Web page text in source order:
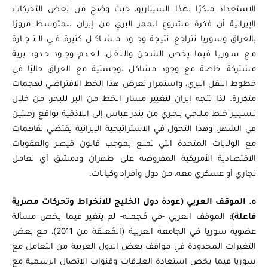
الاستعداد مبكرًا لهذا السيناريو، حيث وضح من بعض التحركات
الإيرانية أن فكرة مشروع الممر البري من إيران للمتوسط مرورًا
بالعراق وسوريا تتراجع، نتيجة وجـــود مــشــاكــل كثيرة فــي الــتــجــارة
مـع سـوريـا فيما يخص الشحن والـنـقـل، لـعـدم وجــود حـدود برية
مشتركة، خاصة مع وجود مشاكل لوجستية مع العراق حاليًا في
خطوط النقل البري، واستمرار تعرض هذا الخط الافتراضي لهجمات
متكررة. لذا تتجه إيران لتغيير مسار الخط من البر للبحر، من خلال
تـسـيـيـر خــط مـلاحـي بـحـري من بندر عباس إلى اللاذقية بواقع رحلتين
في الشهر. وهذا التحول في الاستراتيجية الإيرانية يقتضي تفاهمات
مع الولايات المتحدة التي تمنع بموجب قانون قيصر والعقوبات
الاقتصادية الأمريكية المفروضة على طهران ودمشق أي تعامل
تجاري أو عسكري معه، من دول وأفراد وكيانات.
٥. الموقف العربي (عودة دول الخليج للانخراط وتحركات مصرية
فاعلة):الموقف العربي -في مُجمله- لم يتغير فيما يخص مسألة
عضوية سوريا في الجامعة العربية (المُعلقة من 2011)، مع بعض
التغيرات المحدودة في مواقف بعض الدول العربية من التعامل مع
سوريا فيما يخص استعادة العلاقات وقنوات الاتصال الرسمية مع